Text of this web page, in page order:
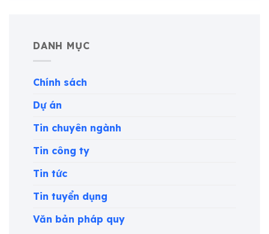
DANH MỤC
Chính sách
Dự án
Tin chuyên ngành
Tin công ty
Tin tức
Tin tuyển dụng
Văn bản pháp quy